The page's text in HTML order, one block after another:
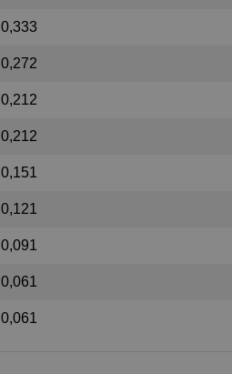
0,333
0,272
0,212
0,212
0,151
0,121
0,091
0,061
0,061